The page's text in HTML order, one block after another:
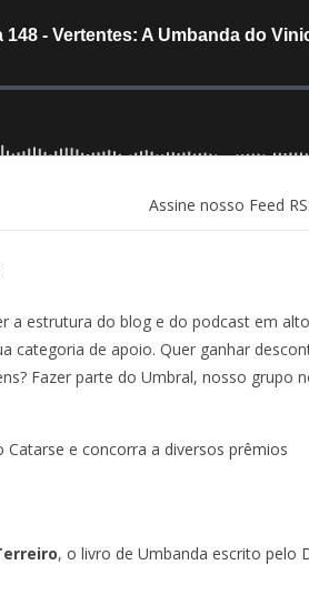
Assine nosso Feed
a estrutura do blog e do podcast em
categoria de apoio. Quer ganhar
Fazer parte do Umbral, nosso grupo
e concorra a diversos prêmios
, o livro de Umbanda escrito pelo
– EPISÓDIO 62 TÁ